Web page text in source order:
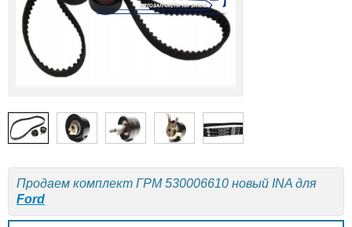
Продаем комплект ГРМ 530006610 новый INA для
Ford